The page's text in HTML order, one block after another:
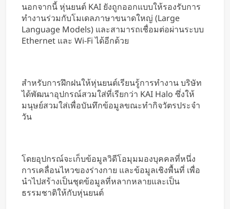
นอกจากนี้ หุ่นยนต์ KAI ยังถูกออกแบบให้รองรับการ
ทำงานร่วมกับโมเดลภาษาขนาดใหญ่ (Large
Language Models) และสามารถเชื่อมต่อผ่านระบบ
Ethernet และ Wi-Fi ได้อีกด้วย
สำหรับการฝึกฝนให้หุ่นยนต์เรียนรู้การทำงาน บริษัท
ได้พัฒนาอุปกรณ์สวมใส่ที่เรียกว่า KAI Halo ซึ่งให้
มนุษย์สวมใส่เพื่อบันทึกข้อมูลขณะทำกิจวัตรประจำ
วัน
โดยอุปกรณ์จะเก็บข้อมูลวิดีโอมุมมองบุคคลที่หนึ่ง
การเคลื่อนไหวของร่างกาย และข้อมูลเชิงพื้นที่ เพื่อ
นำไปสร้างเป็นชุดข้อมูลที่หลากหลายและเป็น
ธรรมชาติให้กับหุ่นยนต์